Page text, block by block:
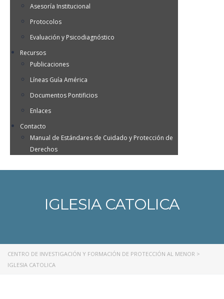
Asesoría Institucional
Protocolos
Evaluación y Psicodiagnóstico
Recursos
Publicaciones
Líneas Guía América
Documentos Pontificios
Enlaces
Contacto
Manual de Estándares de Cuidado y Protección de
Derechos
IGLESIA CATOLICA
CENTRO DE INVESTIGACIÓN Y FORMACIÓN DE PROTECCIÓN AL MENOR >
IGLESIA CATOLICA